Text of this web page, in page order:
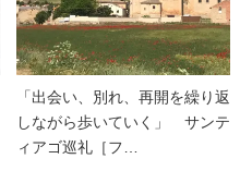
「出会い、別れ、再開を繰り返
しながら歩いていく」 サンテ
ィアゴ巡礼［フ…